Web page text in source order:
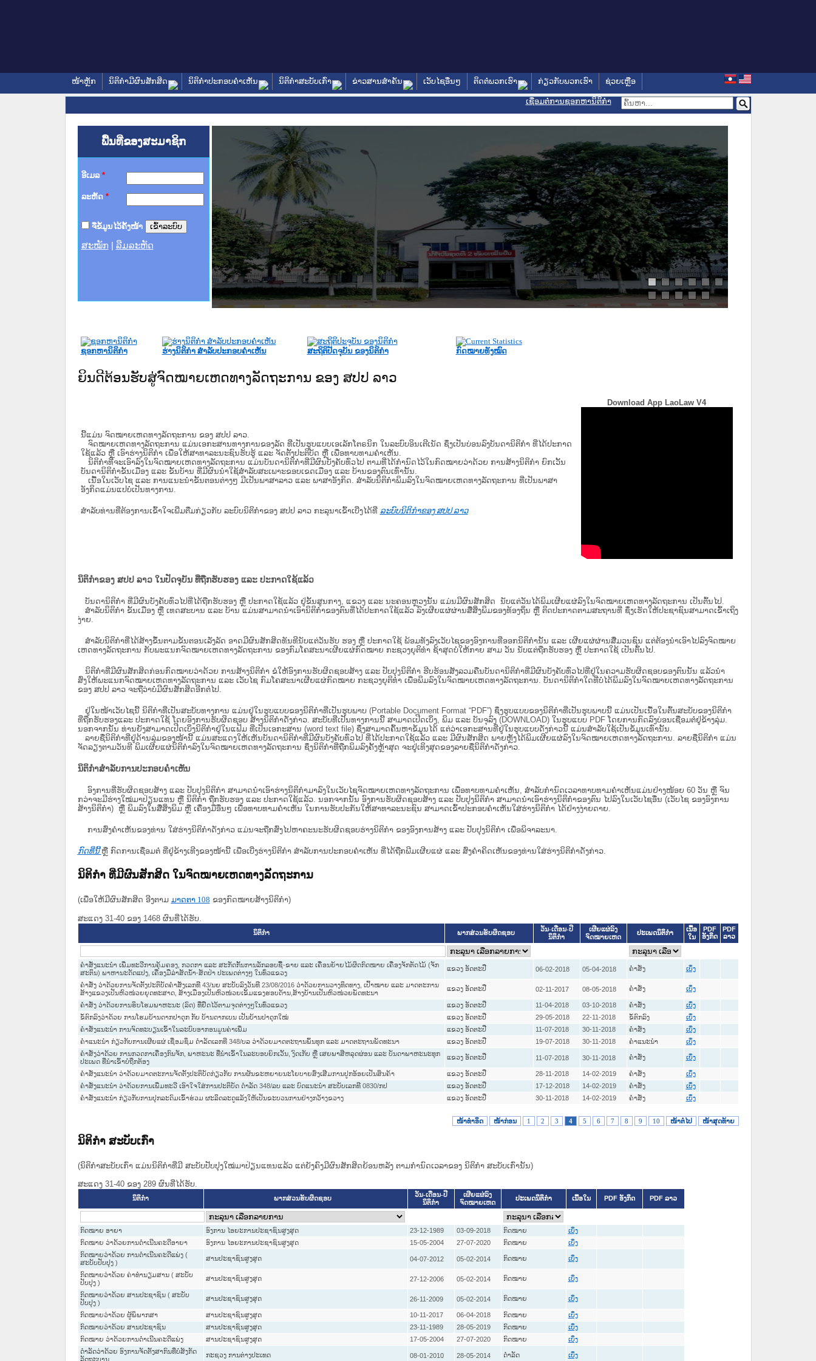
ໜ້າຫຼັກ ນິຕິກໍາມີຜົນສັກສິດ ນິຕິກໍາປະກອບຄໍາເຫັນ ນິຕິກໍາສະບັບເກົ່າ ຂ່າວສານສໍາຄັນ ເວັບໄຊອື່ນໆ ຕິດຕໍ່ພວກເຮົາ ກ່ຽວກັບພວກເຮົາ ຊ່ວຍເຫຼືອ
ເຊື່ອມຕໍ່ການຊອກຫານິຕິກຳ
ພື້ນທີ່ຂອງສະມາຊິກ
ອີເມລ *
ລະຫັດ *
ຈື່ຂໍ້ມູນໄວ້ຄັ້ງໜ້າ
ສະໝັກ ລືມລະຫັດ
ານສະພາປະຊາຊົນ ພາກເໜືອ
ທາງລັດຖະການ
ສຳລັບ ພາກກາງ
ສຳລັບ ພາກໃຕ້
ວິທະຍາຄານຕຳຫຼວດປະຊາຊົນ
ວິທະຍາຄານສັນຕິບານປະຊາຊົນ
າຍເຫດທາງລັດຖະການໃຫ້ຜູ້ປະສານງານ
ຂັ້ນແຂວງພາກເໜືອ
ານສະພາປະຊາຊົນ ພາກກາງ
ຊອກຫານິຕິກໍາ ຮ່າງນິຕິກໍາ ສໍາລັບປະກອບຄໍາເຫັນ ສະຖິຕິປັດຈຸບັນ ຂອງນິຕິກໍາ ກົດໝາຍທັງໝົດ
ຍິນດີຕ້ອນຮັບສູ່ຈົດໝາຍເຫດທາງລັດຖະການ ຂອງ ສປປ ລາວ
ນີ້ແມ່ນ ຈົດໝາຍເຫດທາງລັດຖະການ ຂອງ ສປປ ລາວ.
ຈົດໝາຍເຫດທາງລັດຖະການ ແມ່ນ​ເອ​ກະ​ສານ​ທາງ​ການ​ຂອງ​ລັດ ທີ່​ເປັນ​ຮູບ​ແບບ​ເອ​ເລັກ​ໂຕ​ຣ​ນິກ ໃນ​ລະ​ບົບ​ອິນ​ເຕີ​ເນັດ ຊຶ່ງ​ເປັນ​ບ່ອນ​ລົງ​ບັນ​ດາ​ນິ​ຕິ​ກຳ ທີ່ໄດ້ປະກາດ
ໃຊ້ແລ້ວ ຫຼື ເອົາຮ່າງນິຕິກໍາ ເພື່ອໃຫ້​ສາ​ທາ​ລະ​ນະ​ຊົນ​ຮັບ​ຮູ້ ແລະ ຈັດ​ຕັ້ງ​ປະ​ຕິ​ບັດ ຫຼື ເພື່ອທາບທາມຄໍາເຫັນ.
ນິ​ຕິ​ກຳ​ທີ່​ຈະ​ເອົາ​ລົງ​ໃນ​ຈົດ​ໝາຍ​ເຫດ​ທາງ​ລັດ​ຖະ​ການ ​ແມ່ນ​ບັນ​ດາ​ນິ​ຕິ​ກຳ​ທີ່​ມີ​ຜົນ​ບັງ​ຄັບ​ທົ່ວ​ໄປ ຕາມ​ທີ່​ໄດ້​ກຳ​ນົດ​ໄວ້​ໃນ​ກົດ​ໝາຍ​ວ່າ​ດ້ວຍ​ ການ​ສ້າງ​ນິ​ຕິ​ກຳ ຍົກ​ເວັ້ນ​
ບັນ​ດານິ​ຕິ​ກຳ​ຂັ້ນ​ເມືອງ ແລະ ຂັ້ນ​ບ້ານ ​ທີ່​ມີ​ຜົນ​ນຳ​ໃຊ້​ສຳ​ລັບ​ສະ​ເພາະ​ຂອບ​ເຂດ​ເມືອງ ແລະ ບ້ານ​ຂອງ​ຕົນ​ເທົ່າ​ນັ້ນ.
ເນື້ອໃນ​ເວັບ​ໄຊ​ ແລະ ການແນະນໍາຂັ້ນຕອນຕ່າງໆ ມີເປັນພາສາລາວ ແລະ ພາສາອັງກິດ. ສໍາລັບນິຕິກຳພິມລົງໃນຈົດໝາຍເຫດທາງລັດຖະການ ທີ່ເປັນພາສາ
ອັງກິດແມ່ນແປບໍ່ເປັນທາງການ.
ສໍາລັບທ່ານທີ່ຕ້ອງການເຂົ້າໃຈເພີ່ມຕື່ມກ່ຽວກັບ ລະບົບນິຕິກຳຂອງ ສປປ ລາວ ກະລຸນາເຂົ້າເບີ່ງໄດ້ທີ່ ລະບົບນິຕິກຳຂອງ ສປປ ລາວ
Download App LaoLaw V4
ນິຕິກຳຂອງ ສປປ ລາວ ໃນປັດຈຸບັນ ທີ່ຖືກ​ຮັບ​ຮອງ ແລະ ປະກາດໃຊ້ແລ້ວ
ບັນດານິຕິກໍາ ທີ່ມີຜົນບັງຄັບທົ່ວໄປທີ່ໄດ້ຖືກ​ຮັບ​ຮອງ ຫຼື ປະກາດໃຊ້ແລ້ວ ຢູ່ຂັ້ນ​ສູນ​ກາງ, ແຂວງ ແລະ ນະຄອນຫຼວງນັ້ນ ແມ່ນມີຜົນສັກສິດ ນັບ​ແຕ່​ວັນໄດ້ພິມເຜີຍແຜ່ລົງໃນຈົດໝາຍເຫດທາງລັດຖະການ ເປັນ​ຕົ້ນ​ໄປ.
ສຳລັບນິ​ຕິ​ກຳ ຂັ້ນເມືອງ ຫຼື ເທດ​ສະ​ບານ ແລະ ບ້ານ ແມ່ນສາມາດນຳເອົານິຕິກຳຂອງຕົນທີ່ໄດ້ປະກາດໃຊ້ແລ້ວ ລົງ​ເຜີຍແຜ່​ຜ່ານ​ສື່ສິ່ງພິມຂອງທ້ອງຖິ່ນ ຫຼື ຕິດປະກາດຕາມສະຖານທີ່ ຊຶ່ງເຮັດໃຫ້ປະຊາຊົນສາມາດເຂົ້າເຖິງ
ງ່າຍ.
ສໍາລັບນິຕິກໍາທີ່ໄດ້ສ້າງຂຶ້ນຕາມຂັ້ນຕອນເລັ່ງລັດ ອາດມີຜົນສັກສິດທັນທີນັບແຕ່ວັນຮັບ ຮອງ ຫຼື ປະກາດໃຊ້ ພ້ອມທັງລົງເວັບໄຊຂອງອົງການທີ່ອອກນິຕິກໍານັ້ນ ແລະ ເຜີຍແຜ່ຜ່ານສື່ມວນຊົນ ແຕ່ຕ້ອງນໍາເອົາໄປລົງຈົດໝາຍ
ເຫດທາງລັດຖະການ ກັບ​ພະແນກຈົດ​ໝາຍ​ເຫດ​ທາງ​ລັດ​ຖະ​ການ​ ຂອງກົມໂຄສະນາເຜີຍແຜ່ກົດໝາຍ ກະຊວງຍຸຕິທໍາ ຊ້າສຸດບໍ່ໃຫ້ກາຍ ສາມ ວັນ ນັບແຕ່ຖືກຮັບຮອງ ຫຼື ປະກາດໃຊ້ ເປັນຕົ້ນໄປ.
ນິ​ຕິ​ກຳ​ທີ່​ມີ​ຜົນ​ສັກ​ສິດ​ກ່ອນ​ກົດ​ໝາຍ​ວ່າ​ດ້ວຍ​ ການ​ສ້າງ​ນິ​ຕິ​ກຳ ຂໍໃຫ້ອົງ​ການ​ຮັບ​ຜິດ​ຊອບ​ສ້າງ ແລະ ປັບ​ປຸງນິ​ຕິ​ກຳ ຮີບຮ້ອນສັງລວມຄືນບັນດານິຕິກໍາທີ່ມີຜົນບັງຄັບທົ່ວໄປທີ່ຢູ່ໃນຄວາມຮັບຜິດຊອບຂອງຕົນນັ້ນ ແລ້ວນໍາ
ສົ່ງໃຫ້​ພະແນກຈົດ​ໝາຍ​ເຫດ​ທາງ​ລັດ​ຖະ​ການ ແລະ ເວັບໄຊ​ ກົມໂຄສະນາເຜີຍແຜ່ກົດໝາຍ ກະຊວງຍຸຕິທໍາ ເພື່ອພິມລົງໃນຈົດໝາຍເຫດທາງລັດຖະການ. ບັນ​ດາ​ນິ​ຕິ​ກຳ​ໃດ​ທີ່ບໍ່​ໄດ້​ພິມ​ລົງ​ໃນ​ຈົດ​ໝາຍ​ເຫດ​ທາງ​ລັດ​ຖະ​ການ
ຂອງ ສປ​ປ ລາວ ​ຈະຖື​ວ່າບໍ່​ມີ​ຜົນ​ສັກ​ສິດ​ອີກ​ຕໍ່​ໄປ.
ຢູ່ໃນໜ້າ​ເວັບ​ໄຊ​ນີ້ ນິຕິກຳທີ່ເປັນສະບັບທາງການ ແມ່ນຢູ່ໃນຮູບແບບຂອງນິຕິກໍາທີ່ເປັນຮູບພາບ (Portable Document Format “PDF”) ຊຶ່ງຮູບແບບຂອງນິຕິກໍາທີ່ເປັນຮູບພາບນີ້ ແມ່ນເປັນເນື້ອໃນຕົ້ນສະບັບຂອງນິຕິກໍາ
ທີ່ຖືກຮັບຮອງແລະ ປະກາດໃຊ້ ໂດຍອົງການຮັບຜິດຊອບ ສ້າງນິຕິກຳດັ່ງກ່າວ. ສະບັບທີ່ເປັນທາງການນີ້ ສາມາດເປີດເບິ່ງ, ພິມ ແລະ ບັນຈຸລົງ (DOWNLOAD) ໃນຮູບແບບ PDF ໂດຍການກົດລົງບ່ອນເຊື່ອມຕໍ່ຢູ່ຂ້າງລຸ່ມ.
ນອກຈາກນັ້ນ ທ່ານຍັງສາມາດເປີດເບິ່ງນິຕິກຳຢູ່ໃນແຟ້ມ ທີ່ເປັນເອກະສານ (word text file) ຊຶ່ງສາມາດຄົ້ນຫາຂໍ້ມູນໄດ້ ແຕ່ວ່າເອກະສານທີ່ຢູ່ໃນຮູບແບບດັ່ງກ່າວນີ້ ແມ່ນສຳລັບໃຊ້ເປັນຂໍ້ມູນເທົ່ານັ້ນ.
ລາຍຊື່ນິຕິກຳທີ່ຢູ່ດ້ານລຸ່ມຂອງໜ້ານີ້ ແມ່ນສະແດງໃຫ້ເຫັນບັນດານິຕິກຳທີ່ມີຜົນບັງຄັບທົ່ວໄປ ທີ່ໄດ້ປະກາດໃຊ້ແລ້ວ ແລະ ມີຜົນສັກສິດ ພາຍຫຼັງໄດ້ພິມເຜີຍແຜ່ລົງໃນຈົດໝາຍເຫດທາງລັດຖະການ. ລາຍຊື່ນິຕິກຳ ແມ່ນ
ຈັດລຽງຕາມວັນທີ ພິມເຜີຍແຜ່ນິຕິກຳລົງໃນຈົດໝາຍເຫດທາງລັດຖະການ ຊຶ່ງນິຕິກຳທີ່ຖືກພິມລົງຄັ້ງຫຼ້າສຸດ ຈະຢູ່ເທິງສຸດຂອງລາຍຊື່ນິຕິກໍາດັ່ງກ່າວ.
ນິຕິກຳສຳລັບການປະກອບຄຳເຫັນ
ອົງການທີ່ຮັບຜິດຊອບສ້າງ ແລະ ປັບປຸງນິຕິກຳ ສາມາດນຳເອົາຮ່າງນິຕິກຳມາລົງໃນ​ເວັບ​ໄຊຈົດໝາຍເຫດທາງລັດຖະການ ເພື່ອທາບທາມຄຳເຫັນ, ສໍາລັບກໍານົດເວລາທາບທາມຄໍາເຫັນແມ່ນຢ່າງໜ້ອຍ 60 ວັນ ຫຼື ຈົນ
ກວ່າຈະມີຮ່າງໃໝ່ມາປ່ຽນແທນ ຫຼື ນິຕິກໍາ ຖືກຮັບຮອງ ແລະ ປະກາດໃຊ້ແລ້ວ. ນອກຈາກນັ້ນ ອົງການຮັບຜິດຊອບສ້າງ ແລະ ປັບປຸງນິຕິກໍາ ສາມາດນຳເອົາຮ່າງນິຕິກຳຂອງຕົນ ໄປລົງໃນ​ເວັບ​ໄຊ​ອື່ນ (ເວັບ​ໄຊ​ ຂອງອົງການ
ສ້າງນິຕິກຳ) ຫຼື ພິມລົງໃນສື່ສິ່ງພິມ ຫຼື ເຄື່ອງມືອື່ນໆ ເພື່ອທາບທາມຄໍາເຫັນ ໃນການຮັບປະກັນໃຫ້ສາທາລະນະຊົນ ສາມາດເຂົ້າປະກອບຄໍາເຫັນໃສ່ຮ່າງນິຕິກຳ ໄດ້ຢ່າງງ່າຍດາຍ.
ການສົ່ງຄໍາເຫັນຂອງທ່ານ ໃສ່ຮ່າງນິຕິກຳດັ່ງກ່າວ ແມ່ນຈະຖືກສົ່ງໄປຫາຄະນະຮັບຜິດຊອບຮ່າງນິຕິກຳ ຂອງອົງການສ້າງ ແລະ ປັບປຸງນິຕິກຳ ເພື່ອພິຈາລະນາ.
ກົດທີ່ນີ້ ຫຼື ກົດການເຊື່ອມຕໍ່ ທີ່ຢູ່ຂ້າງເທີງຂອງໜ້ານີ້ ເພື່ອເບີ່ງຮ່າງນິຕິກໍາ ສໍາລັບການປະກອບຄຳເຫັນ ທີ່ໄດ້ຖືກພີມເຜີຍແຜ່ ແລະ ສົ່ງຄຳຄິດເຫັນຂອງທ່ານໃສ່ຮ່າງນິຕິກຳດັ່ງກ່າວ.
ນິຕິກໍາ ທີ່ມີຜົນສັກສິດ ໃນຈົດໝາຍເຫດທາງລັດຖະການ
(ເພື່ອໃຫ້ມີຜົນສັກສິດ ອີງຕາມ ມາດ​ຕາ 108 ຂອງກົດໝາຍສ້າງນິຕິກໍາ)
ສະແດງ 31-40 ຂອງ 1468 ຜົນທີ່ໄດ້ຮັບ.
ນິຕິກໍາ ພາກສ່ວນຮັບຜິດຊອບ
ວັນ-ເດືອນ-ປີ
ນິຕິກໍາ
ເຜີຍແຜ່ລົງ
ຈົດໝາຍເຫດ
ປະເພດນິຕິກຳ
ເນື້ອ
ໃນ
PDF
ອັງກິດ
PDF
ລາວ
ຄໍາສັ່ງແນະນໍາ ເພີ່ມທະວີການຄຸ້ມຄອງ, ກວດກາ ແລະ ສະກັດກັ້ນການລັກລອບຊື້-ຂາຍ ແລະ ເຄື່ອນຍ້າຍໄມ້ຜິດກົດໝາຍ ເຄື່ອງຈັກຕັດໄມ້ (ຈັກ
ສະຕິນ) ພາຫານະດັດແປງ, ເຄື່ອງມືລ່າສັດນໍ້າ-ສັດປ່າ ປະເພດຕ່າງໆ ໃນທົ່ວແຂວງ
ແຂວງ ອັດຕະປື 06-02-2018 05-04-2018 ຄໍາສັ່ງ ເບິ່ງ
ຄຳສັ່ງ ວ່າດ້ວຍການຈັດຕັ້ງປະຕິບັດຄຳສັ່ງເລກທີ 43/ນຍ ສະບັບລົງວັນທີ 23/08/2016 ວ່າດ້ວຍການວາງທິດທາງ, ເປົ້າໝາຍ ແລະ ມາດຕະການ
ສ້າງແຂວງເປັນຫົວໜ່ວຍຍຸດທະສາດ, ສ້າງເມືອງເປັນຫົວໜ່ວຍເຂັ້ມແຂງຮອບດ້ານ,ສ້າງບ້ານເປັນຫົວໜ່ວຍພັດທະນາ
ແຂວງ ອັດຕະປື 02-11-2017 08-05-2018 ຄໍາສັ່ງ ເບິ່ງ
ຄຳສັ່ງ ວ່າດ້ວຍການຮິບໂຮມພາຫະນະ (ລົດ) ທີ່ຢຶດໄວ້ຕາມຈຸດຕ່າງໆໃນທົ່ວແຂວງ ແຂວງ ອັດຕະປື 11-04-2018 03-10-2018 ຄໍາສັ່ງ ເບິ່ງ
ຂໍ້ຕົກລົງວ່າດ້ວຍ ການໂຮມບ້ານດາກປາດຸກ ກັບ ບ້ານດາກເບນ ເປັນບ້ານປາດຸກໃໝ່ ແຂວງ ອັດຕະປື 29-05-2018 22-11-2018 ຂໍ້ຕົກລົງ ເບິ່ງ
ຄຳສັ່ງແນະນຳ ການຈົດທະບຽນເຂົ້າໃນລະບົບອາກອນມູນຄ່າເພີ່ມ ແຂວງ ອັດຕະປື 11-07-2018 30-11-2018 ຄໍາສັ່ງ ເບິ່ງ
ຄຳແນະນຳ ກ່ຽວກັບການເຜີຍແຜ່ ເຊື່ອມຊຶມ ດຳລັດເລກທີ 348/ບລ ວ່າດ້ວຍມາດຕະຖານພົ້ນທຸກ ແລະ ມາດຕະຖານພັດທະນາ ແຂວງ ອັດຕະປື 19-07-2018 30-11-2018 ຄໍາແນະນໍາ ເບິ່ງ
ຄຳສັ່ງວ່າດ້ວຍ ການກວດກາເຄື່ອງກົນຈັກ, ພາຫະນະ ທີ່ນຳເຂົ້າໃນລະບອບຍົກເວັ້ນ, ງົດເກັບ ຫຼື ເສຍພາສີຫລຸດຜ່ອນ ແລະ ບັນດາພາຫະນະທຸກ
ປະເພດ ທີ່ນຳເຂົ້າບໍ່ຖືກຕ້ອງ
ແຂວງ ອັດຕະປື 11-07-2018 30-11-2018 ຄໍາສັ່ງ ເບິ່ງ
ຄຳສັ່ງແນະນຳ ວ່າດ້ວຍມາດຕະການຈັດຕັ້ງປະຕິບັດກ່ຽວກັບ ການຜັນຂະຫຍາຍນະໂຍບາຍສົ່ງເສີມການປູກອ້ອຍເປັນສິນຄ້າ ແຂວງ ອັດຕະປື 28-11-2018 14-02-2019 ຄໍາສັ່ງ ເບິ່ງ
ຄຳສັ່ງແນະນຳ ວ່າດ້ວຍການເພີ່ມທະວີ ເອົາໃຈໃສ່ການປະຕິບັດ ດຳລັດ 348/ລບ ແລະ ບົດແນະນຳ ສະບັບເລກທີ 0830/ກປ ແຂວງ ອັດຕະປື 17-12-2018 14-02-2019 ຄໍາສັ່ງ ເບິ່ງ
ຄຳສັ່ງແນະນຳ ກ່ຽວກັບການປຸກລະດົມເຂົ້າຮ່ວມ ຜະລິດລະດູແລ້ງໃຫ້ເປັນຂະບວນການຢ່າງກວ້າງຂວາງ ແຂວງ ອັດຕະປື 30-11-2018 14-02-2019 ຄໍາສັ່ງ ເບິ່ງ
ໜ້າທໍາອິດ ໜ້າກ່ອນ 1 2 3 4 5 6 7 8 9 10 ໜ້າຕໍ່ໄປ ໜ້າສຸດທ້າຍ
ນິຕິກໍາ ສະບັບເກົ່າ
(ນິຕິກໍາສະບັບເກົ່າ ແມ່ນນິຕິກໍາທີ່ມີ ສະບັບປັບປຸງໃໝ່ມາປ່ຽນແທນແລ້ວ ແຕ່ຍັງຄົງມີຜົນສັກສິດຍ້ອນຫລັງ ຕາມກໍານົດເວລາຂອງ ນິຕິກໍາ ສະບັບເກົ່ານັ້ນ)
ສະແດງ 31-40 ຂອງ 289 ຜົນທີ່ໄດ້ຮັບ.
ນິຕິກໍາ ພາກສ່ວນຮັບຜິດຊອບ
ວັນ-ເດືອນ-ປີ
ນິຕິກໍາ
ເຜີຍແຜ່ລົງ
ຈົດໝາຍເຫດ
ປະເພດນິຕິກຳ ເນື້ອໃນ PDF ອັງກິດ PDF ລາວ
ກົດໝາຍ ອາຍາ ອົງການ ໄອຍະການປະຊາຊົນສູງສຸດ 23-12-1989 03-09-2018 ກົດໝາຍ ເບິ່ງ
ກົດໝາຍ ວ່າດ້ວຍການດໍາເນີນຄະດີອາຍາ ອົງການ ໄອຍະການປະຊາຊົນສູງສຸດ 15-05-2004 27-07-2020 ກົດໝາຍ ເບິ່ງ
ກົດໝາຍວ່າດ້ວຍ ການດຳເນີນຄະດີແພ່ງ (
ສະບັບປັບປຸງ )
ສານປະຊາຊົນສູງສຸດ 04-07-2012 05-02-2014 ກົດໝາຍ ເບິ່ງ
ກົດໝາຍວ່າດ້ວຍ ຄ່າທຳນຽມສານ ( ສະບັບ
ປັບປຸງ )
ສານປະຊາຊົນສູງສຸດ 27-12-2006 05-02-2014 ກົດໝາຍ ເບິ່ງ
ກົດໝາຍວ່າດ້ວຍ ສານປະຊາຊົນ ( ສະບັບ
ປັບປຸງ )
ສານປະຊາຊົນສູງສຸດ 26-11-2009 05-02-2014 ກົດໝາຍ ເບິ່ງ
ກົດໝາຍວ່າດ້ວຍ ຜູ້ພິພາກສາ ສານປະຊາຊົນສູງສຸດ 10-11-2017 06-04-2018 ກົດໝາຍ ເບິ່ງ
ກົດໝາຍວ່າດ້ວຍ ສານປະຊາຊົນ ສານປະຊາຊົນສູງສຸດ 23-11-1989 28-05-2019 ກົດໝາຍ ເບິ່ງ
ກົດໝາຍ ວ່າດ້ວຍການດໍາເນີນຄະດີແພ່ງ ສານປະຊາຊົນສູງສຸດ 17-05-2004 27-07-2020 ກົດໝາຍ ເບິ່ງ
ດຳລັດວ່າດ້ວຍ ອົງການຈັດຕັ້ງສາກົນທີ່ບໍ່ສັງກັດ
ລັດຖະບານ
ກະຊວງ ການຕ່າງປະເທດ 08-01-2010 28-05-2014 ດໍາລັດ ເບິ່ງ